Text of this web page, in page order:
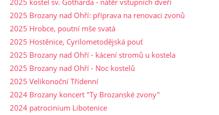
2025 Brozany nad Ohří: příprava na renovaci zvonů
2025 Hrobce, poutní mše svatá
2025 Hostěnice, Cyrilometodějská pouť
2025 Brozany nad Ohří - kácení stromů u kostela
2025 Brozany nad Ohří - Noc kostelů
2025 Velikonoční Třídenní
2024 Brozany koncert "Ty Brozanské zvony"
2024 patrocinium Libotenice